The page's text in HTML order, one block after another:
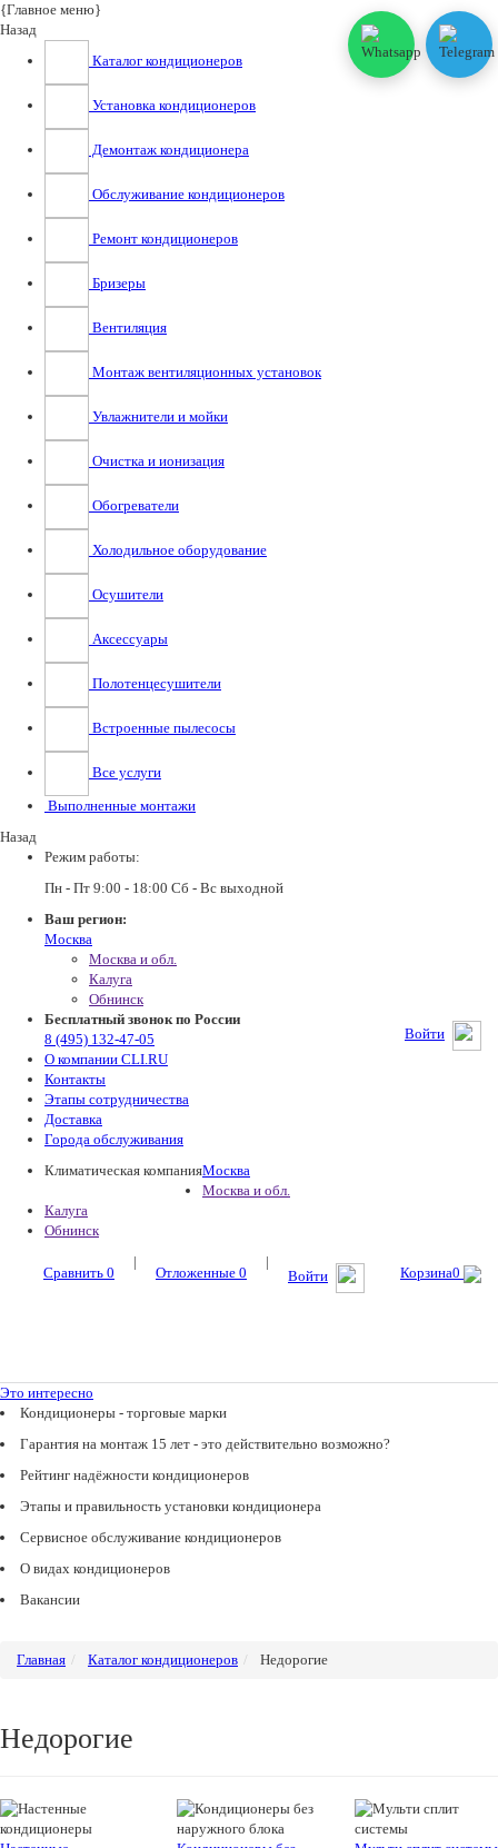
{Главное меню}
Назад
Каталог кондиционеров
Установка кондиционеров
Демонтаж кондиционера
Обслуживание кондиционеров
Ремонт кондиционеров
Бризеры
Вентиляция
Монтаж вентиляционных установок
Увлажнители и мойки
Очистка и ионизация
Обогреватели
Холодильное оборудование
Осушители
Аксессуары
Полотенцесушители
Встроенные пылесосы
Все услуги
Выполненные монтажи
Назад
Режим работы:
Пн - Пт 9:00 - 18:00 Сб - Вс выходной
Ваш регион:
Москва
Москва и обл.
Калуга
Обнинск
Войти
Бесплатный звонок по России
8 (495) 132-47-05
О компании CLI.RU
Контакты
Этапы сотрудничества
Доставка
Города обслуживания
Климатическая компанияМосква
Москва и обл.
Калуга
Обнинск
Сравнить 0
|
Отложенные 0
|
Войти
Корзина0
Это интересно
Кондиционеры - торговые марки
Гарантия на монтаж 15 лет - это действительно возможно?
Рейтинг надёжности кондиционеров
Этапы и правильность установки кондиционера
Сервисное обслуживание кондиционеров
О видах кондиционеров
Вакансии
Главная Каталог кондиционеров Недорогие
Недорогие